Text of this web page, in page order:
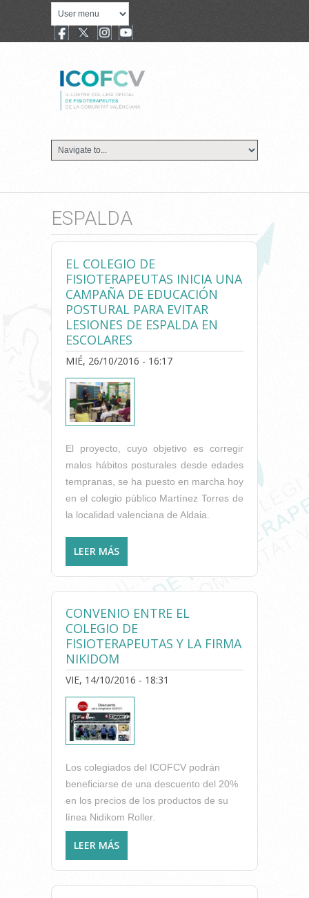
ESPALDA
EL COLEGIO DE
FISIOTERAPEUTAS INICIA UNA
CAMPAÑA DE EDUCACIÓN
POSTURAL PARA EVITAR
LESIONES DE ESPALDA EN
ESCOLARES
MIÉ, 26/10/2016 - 16:17
El proyecto, cuyo objetivo es corregir
malos hábitos posturales desde edades
tempranas, se ha puesto en marcha hoy
en el colegio público Martínez Torres de
la localidad valenciana de Aldaia.
LEER MÁS
FISIOTERAPEUTAS INICIA
UNA CAMPAÑA DE
EVITAR LESIONES DE
ESPALDA EN ESCOLARES
CONVENIO ENTRE EL
COLEGIO DE
FISIOTERAPEUTAS Y LA FIRMA
NIKIDOM
VIE, 14/10/2016 - 18:31
Los colegiados del ICOFCV podrán
beneficiarse de una descuento del 20%
en los precios de los productos de su
línea Nidikom Roller.
LEER MÁS
COLEGIO DE
FISIOTERAPEUTAS Y LA FIRMA